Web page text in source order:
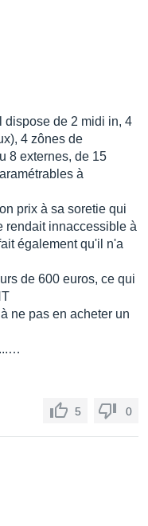
dispose de 2 midi in, 4
4 zônes de
8 externes, de 15
à
prix à sa soretie qui
rendait innaccessible à
également qu'il n'a
de 600 euros, ce qui
ne pas en acheter un
5 0